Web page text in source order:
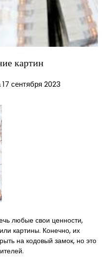
картин
сентября 2023
любые свои ценности,
картины. Конечно, их
на кодовый замок, но это